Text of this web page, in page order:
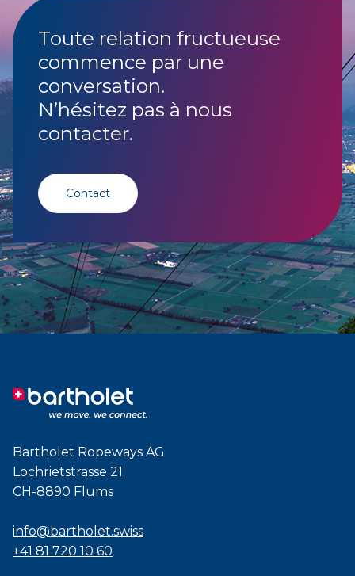
Toute relation fructueuse
commence par une
conversation.
N’hésitez pas à nous
contacter.
Contact
Bartholet Ropeways AG
Lochrietstrasse 21
CH-8890 Flums
info@bartholet.swiss
+41 81 720 10 60